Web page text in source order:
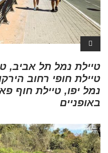
טיילת נמל תל אביב,
טיילת חופי רחוב
נמל יפו, טיילת חוף
באופניים